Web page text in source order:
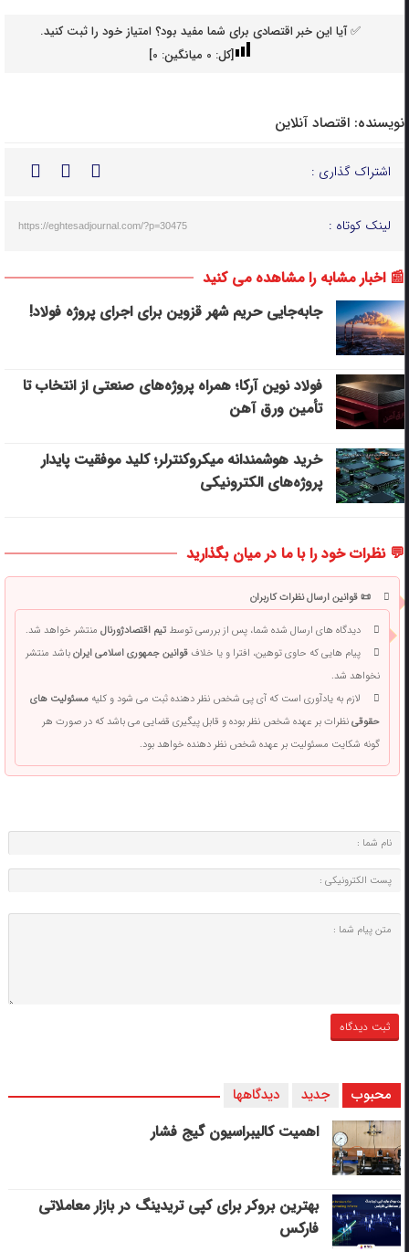
✅ آیا این خبر اقتصادی برای شما مفید بود؟ امتیاز خود را ثبت کنید.
[کل: 0میانگین: 0
]
نویسنده: اقتصاد آنلاین
اشتراک گذاری :
لینک کوتاه : https://eghtesadjournal.com/?p=30475
📰 اخبار مشابه را مشاهده می کنید
جابه‌جایی حریم شهر قزوین برای اجرای پروژه فولاد!
فولاد نوین آرکا؛ همراه پروژه‌های صنعتی از انتخاب تا
تأمین ورق آهن
خرید هوشمندانه میکروکنترلر؛ کلید موفقیت پایدار
پروژه‌های الکترونیکی
💬 نظرات خود را با ما در میان بگذارید
📜 قوانین ارسال نظرات کاربران
دیدگاه های ارسال شده شما، پس از بررسی توسطتیم اقتصادژورنالمنتشر خواهد شد.
پیام هایی که حاوی توهین، افترا و یا خلافقوانین جمهوری اسلامی ایرانباشد منتشر
نخواهد شد.
لازم به یادآوری است که آی پی شخص نظر دهنده ثبت می شود و کلیهمسئولیت های
حقوقینظرات بر عهده شخص نظر بوده و قابل پیگیری قضایی می باشد که در صورت هر
گونه شکایت مسئولیت بر عهده شخص نظر دهنده خواهد بود.
محبوب جدید دیدگاهها
اهمیت کالیبراسیون گیج فشار
بهترین بروکر برای کپی‌ تریدینگ در بازار معاملاتی
فارکس